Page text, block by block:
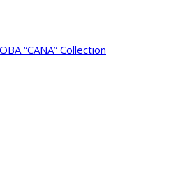
“CAÑA” Collection